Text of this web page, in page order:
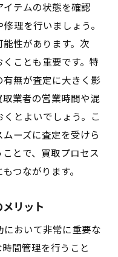
する方法
確立
大切さ
ドセット
性
ービスの活用
ヒント
実現
テムの状態を確認
理を行いましょう。
性があります。次
ことも重要です。特
有無が査定に大きく影
業者の営業時間や混
とよいでしょう。こ
ーズに査定を受けら
とで、買取プロセス
つながります。
リット
において非常に重要な
間管理を行うこと